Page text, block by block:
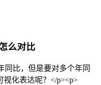
么对比
同比，但是要对多个年同
视化表达呢？</p><p>